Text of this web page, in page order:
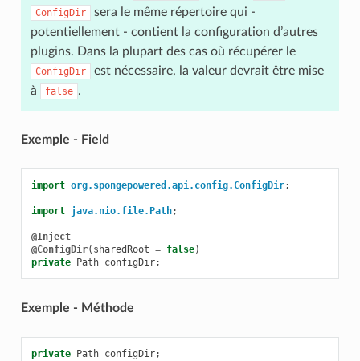
ConfigDir
sera le même répertoire qui -
potentiellement - contient la configuration d’autres
plugins. Dans la plupart des cas où récupérer le
ConfigDir
est nécessaire, la valeur devrait être mise
à
false .
Exemple - Field
import org.spongepowered.api.config.ConfigDir;
import java.nio.file.Path;
@Inject
@ConfigDir( sharedRoot = false)
private
Path configDir;
Exemple - Méthode
private Path configDir;